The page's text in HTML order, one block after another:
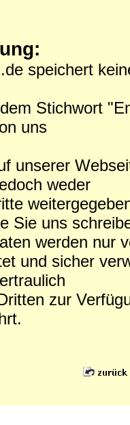
speichert
Stichwort
uns
unserer
weder
Sie uns
werden nur
und sicher
zur